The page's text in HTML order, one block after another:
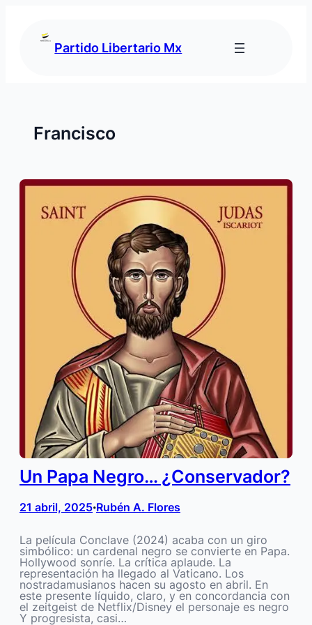
Partido Libertario Mx
Francisco
Un Papa Negro… ¿Conservador?
21 abril, 2025•Rubén A. Flores
La película Conclave (2024) acaba con un giro
simbólico: un cardenal negro se convierte en Papa.
Hollywood sonríe. La crítica aplaude. La
representación ha llegado al Vaticano. Los
nostradamusianos hacen su agosto en abril. En
este presente líquido, claro, y en concordancia con
el zeitgeist de Netflix/Disney el personaje es negro
Y progresista, casi…